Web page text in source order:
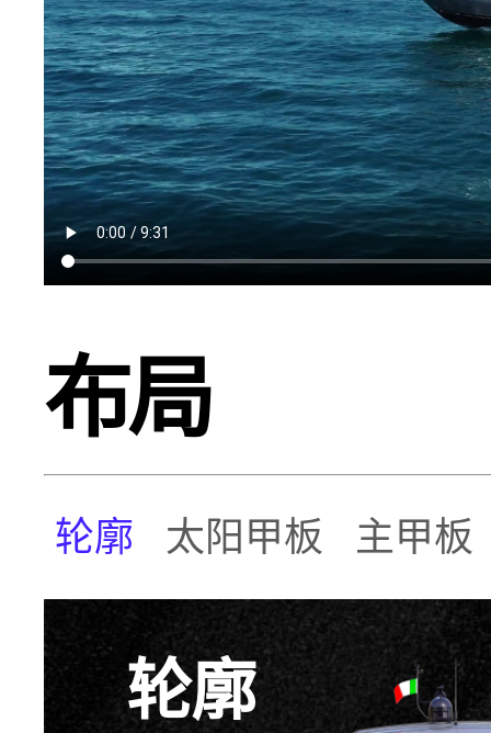
布局
轮廓 太阳甲板 主甲板
轮廓